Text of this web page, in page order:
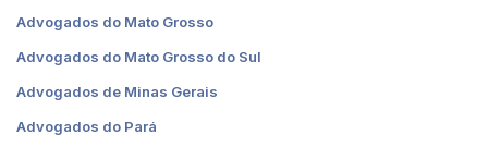
Advogados do Mato Grosso
Advogados do Mato Grosso do Sul
Advogados de Minas Gerais
Advogados do Pará